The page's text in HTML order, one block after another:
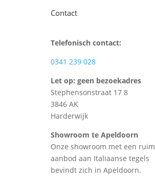
Contact
Telefonisch contact:
0341 239 028
Let op: geen bezoekadres
Stephensonstraat 17 8
3846 AK
Harderwijk
Showroom te Apeldoorn
Onze showroom met een ruim
aanbod aan Italiaanse tegels
bevindt zich in Apeldoorn.